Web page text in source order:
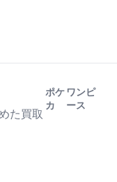
た買取
ポケ
カ
ワンピ
ース